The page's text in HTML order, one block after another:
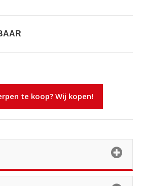
te koop? Wij kopen!